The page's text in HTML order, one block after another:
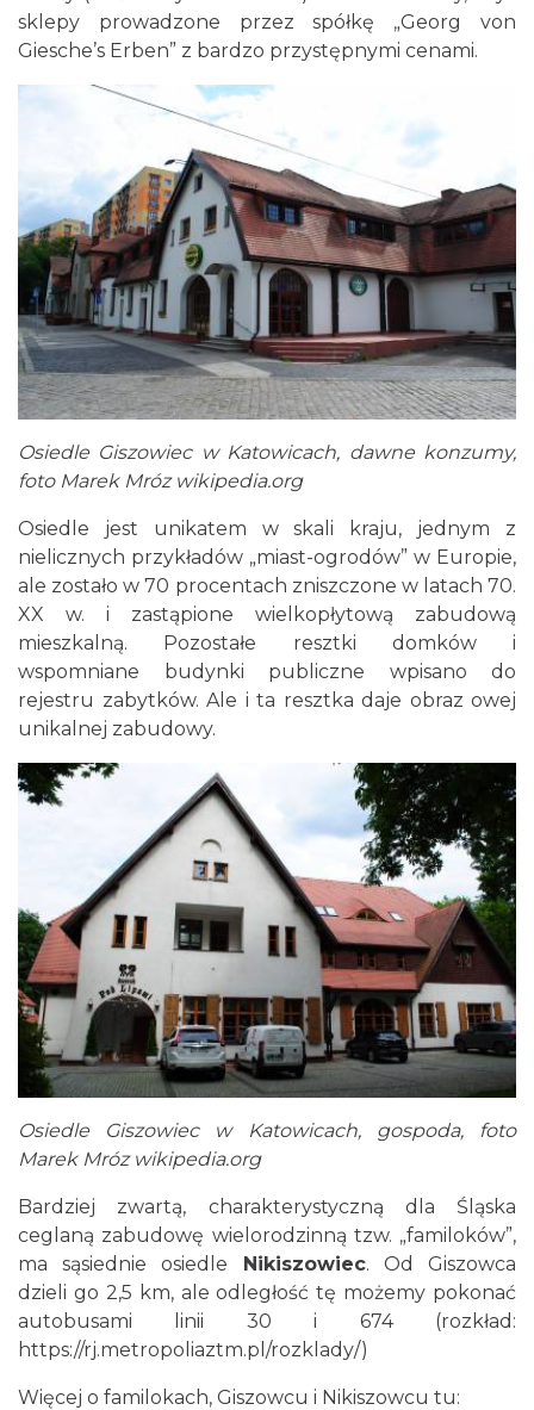
sklepy prowadzone przez spółkę „Georg von
Giesche’s Erben” z bardzo przystępnymi cenami.
Osiedle Giszowiec w Katowicach, dawne konzumy,
foto Marek Mróz wikipedia.org
Osiedle jest unikatem w skali kraju, jednym z
nielicznych przykładów „miast-ogrodów” w Europie,
ale zostało w 70 procentach zniszczone w latach 70.
XX w. i zastąpione wielkopłytową zabudową
mieszkalną. Pozostałe resztki domków i
wspomniane budynki publiczne wpisano do
rejestru zabytków. Ale i ta resztka daje obraz owej
unikalnej zabudowy.
Osiedle Giszowiec w Katowicach, gospoda, foto
Marek Mróz wikipedia.org
Bardziej zwartą, charakterystyczną dla Śląska
ceglaną zabudowę wielorodzinną tzw. „familoków”,
ma sąsiednie osiedle Nikiszowiec. Od Giszowca
dzieli go 2,5 km, ale odległość tę możemy pokonać
autobusami linii 30 i 674 (rozkład:
https://rj.metropoliaztm.pl/rozklady/)
Więcej o familokach, Giszowcu i Nikiszowcu tu: